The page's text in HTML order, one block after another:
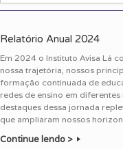
Relatório Anual 2024
Em 2024 o Instituto Avisa Lá
nossa trajetória, nossos
formação continuada de
redes de ensino em
destaques dessa jornada
que ampliaram nossos
Continue lendo >